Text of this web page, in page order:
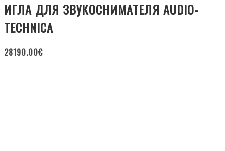
ИГЛА ДЛЯ ЗВУКОСНИМАТЕЛЯ AUDIO-
TECHNICA
28190.00€